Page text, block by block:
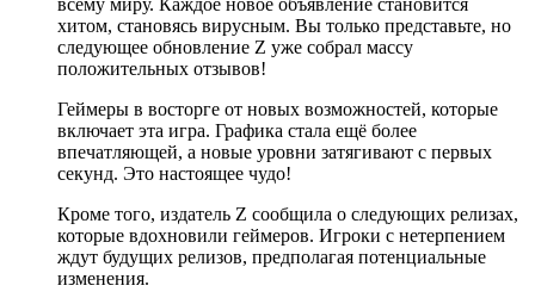
хитом, становясь вирусным. Вы только представьте, но
следующее обновление Z уже собрал массу
положительных отзывов!
Геймеры в восторге от новых возможностей, которые
включает эта игра. Графика стала ещё более
впечатляющей, а новые уровни затягивают с первых
секунд. Это настоящее чудо!
Кроме того, издатель Z сообщила о следующих релизах,
которые вдохновили геймеров. Игроки с нетерпением
ждут будущих релизов, предполагая потенциальные
изменения.